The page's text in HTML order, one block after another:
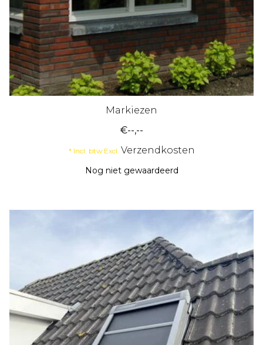
Markiezen
€--,--
* Incl. btw Excl. Verzendkosten
Nog niet gewaardeerd